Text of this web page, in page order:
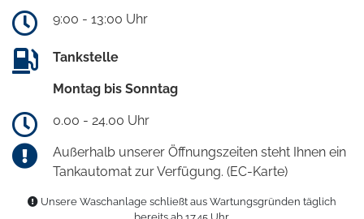
9:00 - 13:00 Uhr
Tankstelle
Montag bis Sonntag
0.00 - 24.00 Uhr
Außerhalb unserer Öffnungszeiten steht Ihnen ein
Tankautomat zur Verfügung. (EC-Karte)
Unsere Waschanlage schließt aus Wartungsgründen täglich